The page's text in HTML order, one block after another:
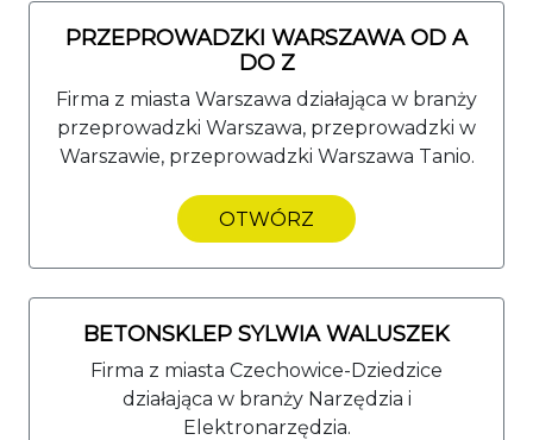
PRZEPROWADZKI WARSZAWA OD A
DO Z
Firma z miasta Warszawa działająca w branży
przeprowadzki Warszawa, przeprowadzki w
Warszawie, przeprowadzki Warszawa Tanio.
OTWÓRZ
BETONSKLEP SYLWIA WALUSZEK
Firma z miasta Czechowice-Dziedzice
działająca w branży Narzędzia i
Elektronarzędzia.